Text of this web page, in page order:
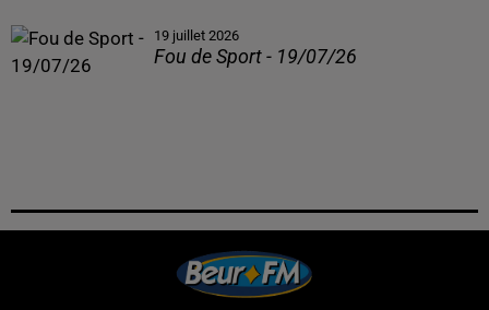
19 juillet 2026
Fou de Sport - 19/07/26